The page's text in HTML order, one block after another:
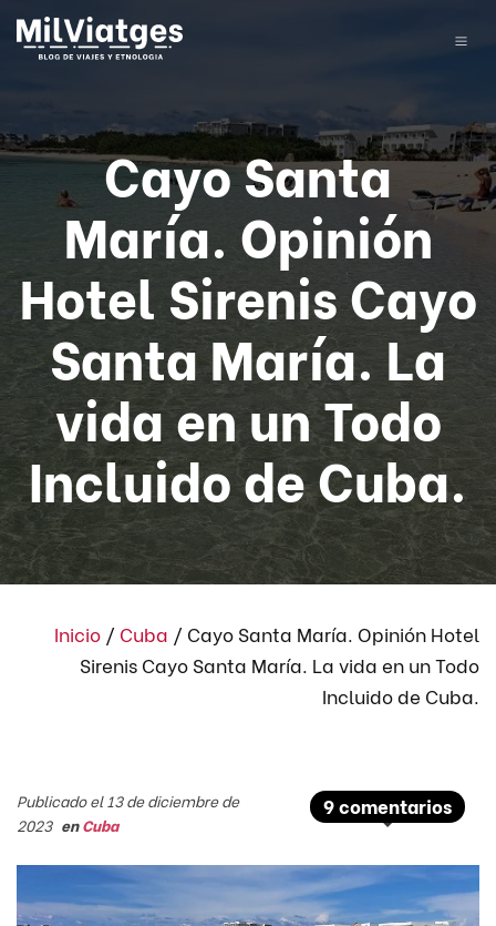
Cayo Santa
María. Opinión
Hotel Sirenis Cayo
Santa María. La
vida en un Todo
Incluido de Cuba.
Inicio / Cuba / Cayo Santa María. Opinión Hotel
Sirenis Cayo Santa María. La vida en un Todo
Incluido de Cuba.
9 comentarios
Publicado el 13 de diciembre de
2023 enCuba